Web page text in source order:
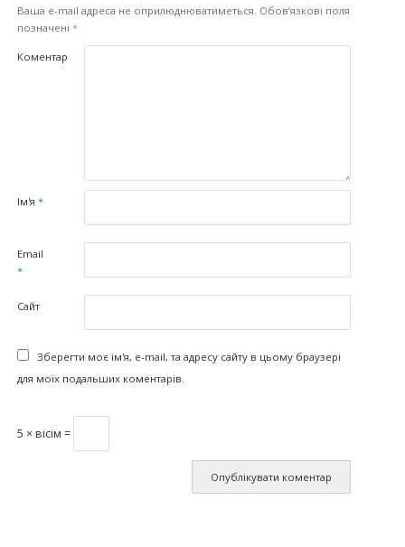
Ваша e-mail адреса не оприлюднюватиметься. Обов’язкові поля
позначені *
Коментар
Ім'я *
Email
*
Сайт
Зберегти моє ім'я, e-mail, та адресу сайту в цьому браузері
для моїх подальших коментарів.
5 × вісім =